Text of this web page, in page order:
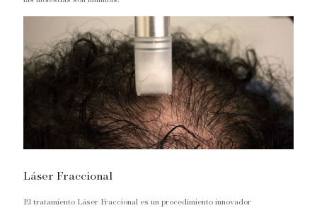
Láser Fraccional
El tratamiento Láser Fraccional es un procedimiento innovador